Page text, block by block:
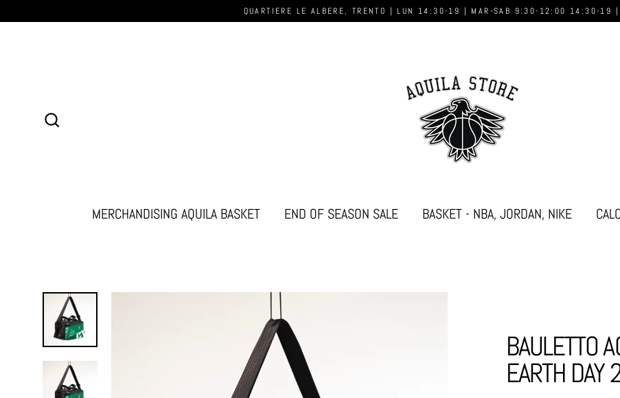
QUARTIERE LE ALBERE, TRENTO | LUN 14:30-19 | MAR-SAB 9:30-12:00 14:30-19 |
MERCHANDISING AQUILA BASKET END OF SEASON SALE BASKET - NBA, JORDAN, NIKE
BAULETTO
EARTH DAY